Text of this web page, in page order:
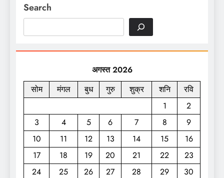
Search
अगस्त 2026
सोम
मंगल बुध गुरु शुक्र शनि
रवि
1
2
3
4 5 6 7 8
9
10
11 12 13 14 15
16
17
18 19 20 21 22
23
24
25 26 27 28 29
30